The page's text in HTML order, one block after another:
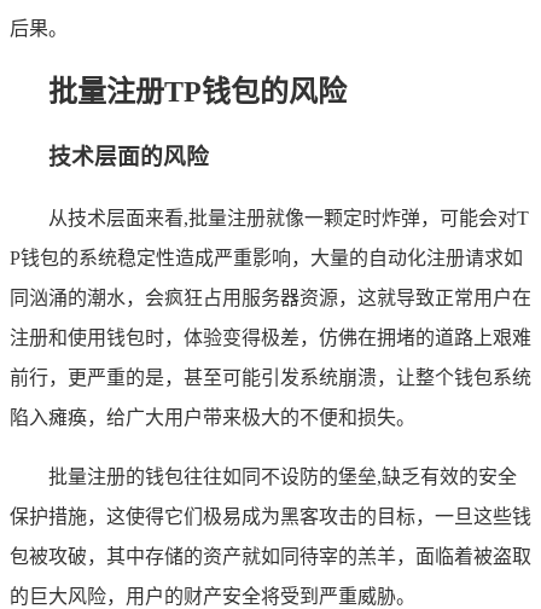
后果。
批量注册TP钱包的风险
技术层面的风险
从技术层面来看,批量注册就像一颗定时炸弹，可能会对T
P钱包的系统稳定性造成严重影响，大量的自动化注册请求如
同汹涌的潮水，会疯狂占用服务器资源，这就导致正常用户在
注册和使用钱包时，体验变得极差，仿佛在拥堵的道路上艰难
前行，更严重的是，甚至可能引发系统崩溃，让整个钱包系统
陷入瘫痪，给广大用户带来极大的不便和损失。
批量注册的钱包往往如同不设防的堡垒,缺乏有效的安全
保护措施，这使得它们极易成为黑客攻击的目标，一旦这些钱
包被攻破，其中存储的资产就如同待宰的羔羊，面临着被盗取
的巨大风险，用户的财产安全将受到严重威胁。